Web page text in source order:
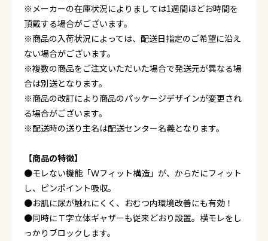
※メーカーの在庫状況によりましては1週間ほどお時間を
頂戴する場合がございます。
※商品の入荷状況によっては、配送日指定のご希望に沿え
ない場合がございます。
※複数の商品をご注文いただいた場合で発送元が異なる場
合は別送となります。
※商品の改訂により商品のパッケージデザインが変更され
る場合がございます。
※配送時の送り主名は配送センター名義となります。
【商品の特徴】
●モレない機能「Ｗフィット構造」が、からだにフィット
し、ピンポイント吸収。
●お肌に尿が触れにくく、おむつ内環境改善にも有効！
●同時にＴ字立体ギャザーも従来どおり設置。横モレをし
っかりブロックします。